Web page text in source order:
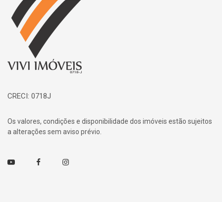
Página inicial
CRECI: 0718J
Os valores, condições e disponibilidade dos imóveis estão sujeitos
a alterações sem aviso prévio.
Youtube FacebookInstagram